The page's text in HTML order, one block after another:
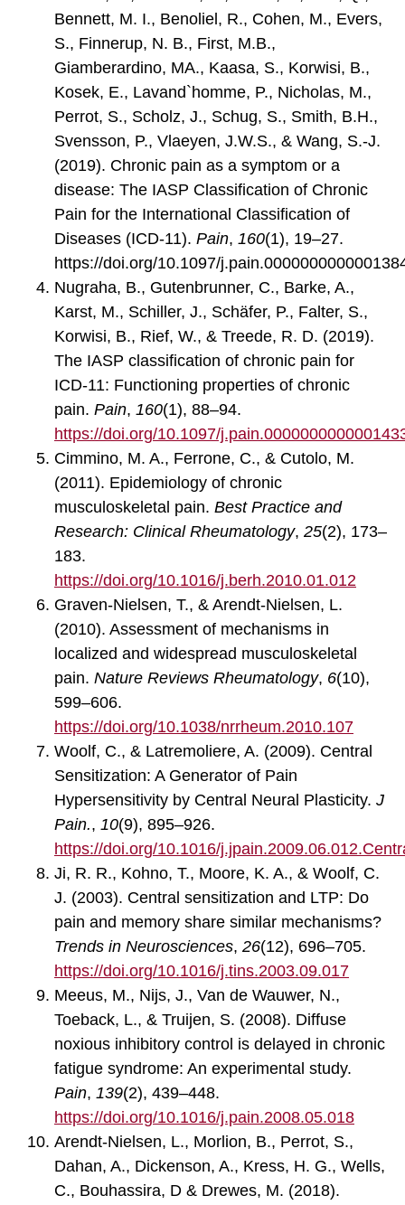
Bennett, M. I., Benoliel, R., Cohen, M., Evers,
S., Finnerup, N. B., First, M.B.,
Giamberardino, MA., Kaasa, S., Korwisi, B.,
Kosek, E., Lavand`homme, P., Nicholas, M.,
Perrot, S., Scholz, J., Schug, S., Smith, B.H.,
Svensson, P., Vlaeyen, J.W.S., & Wang, S.-J.
(2019). Chronic pain as a symptom or a
disease: The IASP Classification of Chronic
Pain for the International Classification of
Diseases (ICD-11). Pain, 160(1), 19–27.
https://doi.org/10.1097/
Nugraha, B., Gutenbrunner, C., Barke, A.,
Karst, M., Schiller, J., Schäfer, P., Falter, S.,
Korwisi, B., Rief, W., & Treede, R. D. (2019).
The IASP classification of chronic pain for
ICD-11: Functioning properties of chronic
pain. Pain, 160(1), 88–94.
https://doi.org/10.1097/
Cimmino, M. A., Ferrone, C., & Cutolo, M.
(2011). Epidemiology of chronic
musculoskeletal pain. Best Practice and
Research: Clinical Rheumatology, 25(2), 173–
183.
https://doi.org/10.1016/j.berh.2010.01.012
Graven-Nielsen, T., & Arendt-Nielsen, L.
(2010). Assessment of mechanisms in
localized and widespread musculoskeletal
pain. Nature Reviews Rheumatology, 6(10),
599–606.
https://doi.org/10.1038/nrrheum.2010.107
Woolf, C., & Latremoliere, A. (2009). Central
Sensitization: A Generator of Pain
Hypersensitivity by Central Neural Plasticity. J
Pain., 10(9), 895–926.
https://doi.org/10.1016/
Ji, R. R., Kohno, T., Moore, K. A., & Woolf, C.
J. (2003). Central sensitization and LTP: Do
pain and memory share similar mechanisms?
Trends in Neurosciences, 26(12), 696–705.
https://doi.org/10.1016/j.tins.2003.09.017
Meeus, M., Nijs, J., Van de Wauwer, N.,
Toeback, L., & Truijen, S. (2008). Diffuse
noxious inhibitory control is delayed in chronic
fatigue syndrome: An experimental study.
Pain, 139(2), 439–448.
https://doi.org/10.1016/j.pain.2008.05.018
Arendt-Nielsen, L., Morlion, B., Perrot, S.,
Dahan, A., Dickenson, A., Kress, H. G., Wells,
C., Bouhassira, D & Drewes, M. (2018).